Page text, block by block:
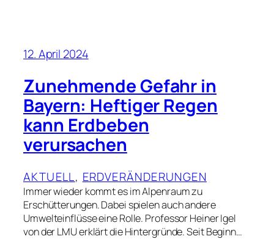
12. April 2024
Zunehmende Gefahr in
Bayern: Heftiger Regen
kann Erdbeben
verursachen
AKTUELL, ERDVERÄNDERUNGEN
Immer wieder kommt es im Alpenraum zu
Erschütterungen. Dabei spielen auch andere
Umwelteinflüsse eine Rolle. Professor Heiner Igel
von der LMU erklärt die Hintergründe. Seit Beginn…